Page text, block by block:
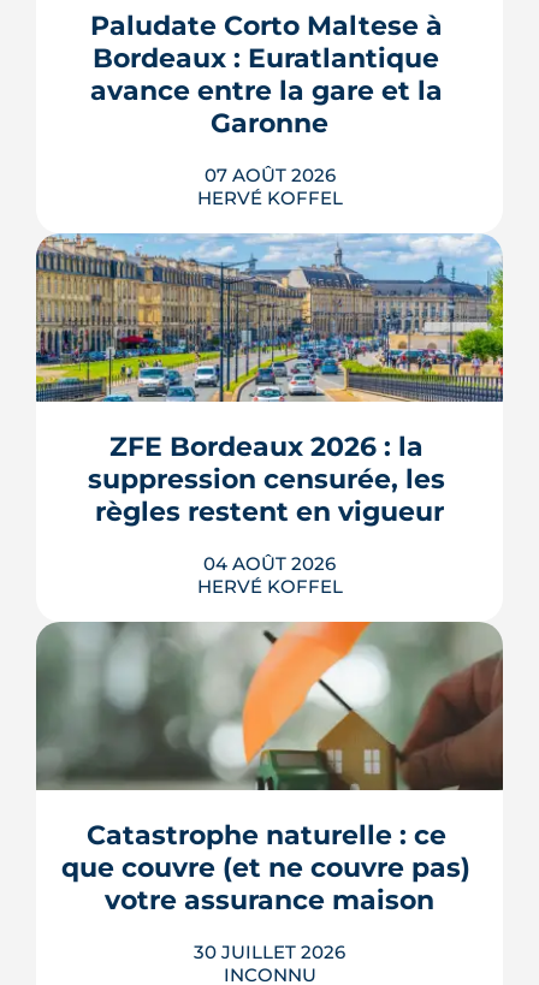
Paludate Corto Maltese à
Bordeaux : Euratlantique
avance entre la gare et la
Garonne
07 AOÛT 2026
HERVÉ KOFFEL
Entre la gare Saint-Jean et le fleuve, un
ancien secteur d'entrepôts et de chais
devient l'une des vitrines de Bordeaux
chantier Canopia, futur parc Descas :
voici où en est ce morceau de ville en
train de se recoudre.
LIRE L'ARTICLE
ZFE Bordeaux 2026 : la
suppression censurée, les
règles restent en vigueur
04 AOÛT 2026
HERVÉ KOFFEL
La fin des zones à faibles émissions a
fait la une au printemps 2026, avant
d'être effacée par le Conseil
tient toujours et la vignette Crit'Air
reste la clé d'entrée dans l'intra-rocade.
LIRE L'ARTICLE
Catastrophe naturelle : ce
que couvre (et ne couvre pas)
votre assurance maison
30 JUILLET 2026
INCONNU